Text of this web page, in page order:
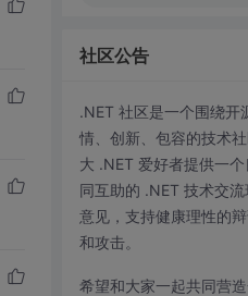
社区公告
.NET 社区是一个围绕开
情、创新、包容的技术
大 .NET 爱好者提供一
同互助的 .NET 技术交
意见，支持健康理性的
和攻击。
希望和大家一起共同营